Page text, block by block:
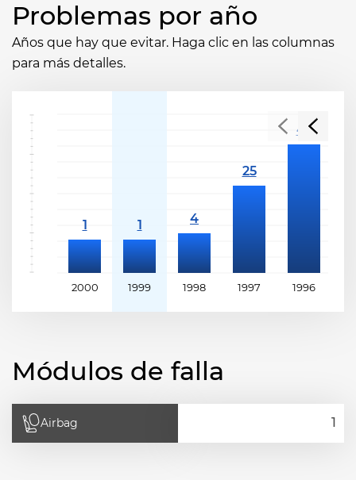
Problemas por año
Años que hay que evitar. Haga clic en las columnas
para más detalles.
2000 1999 1998 1997 1996
Módulos de falla
Airbag